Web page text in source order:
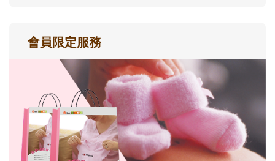
會員限定服務